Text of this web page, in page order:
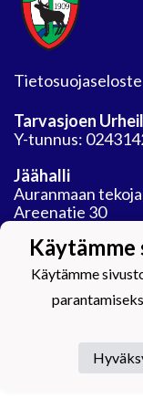
Tietosuojaseloste
Tarvasjoen
Y-tunnus:
Jäähalli
Auranmaan
Areenatie 30
Powered by
Käytämme